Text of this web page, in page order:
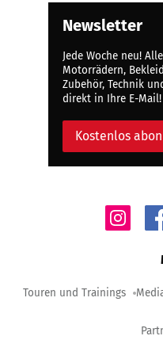
Newsletter
Jede Woche neu!
Motorrädern,
Zubehör, Technik
direkt in Ihre E-Mail!
Kostenlos
Touren und Trainings